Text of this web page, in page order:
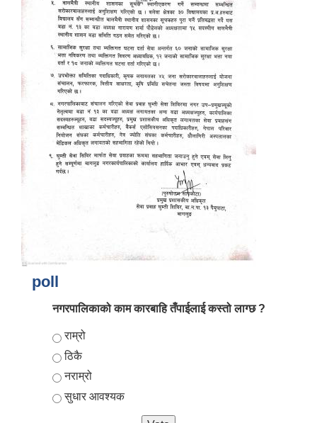
poll
नगरपालिकाको काम कारबाहि तँपाईलाई कस्तो लाग्छ ?
Choices
राम्रो
ठिकै
नराम्रो
सुधार आवश्यक